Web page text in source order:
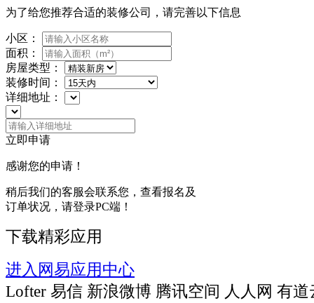
为了给您推荐合适的装修公司，请完善以下信息
小区：
面积：
房屋类型：
装修时间：
详细地址：
立即申请
感谢您的申请！
稍后我们的客服会联系您，查看报名及
订单状况，请登录PC端！
下载精彩应用
进入网易应用中心
Lofter 易信 新浪微博 腾讯空间 人人网 有道